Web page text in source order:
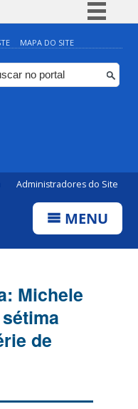
Simplifique!
Comunica BR
Participe
MAPA DO SITE
Administradores do Site
MENU
Michele
de